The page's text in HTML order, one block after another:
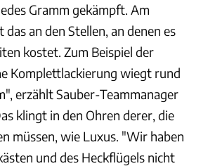
Gramm gekämpft. Am
an den Stellen, an denen es
kostet. Zum Beispiel der
Komplettlackierung wiegt rund
erzählt Sauber-Teammanager
klingt in den Ohren derer, die
müssen, wie Luxus. "Wir haben
und des Heckflügels nicht